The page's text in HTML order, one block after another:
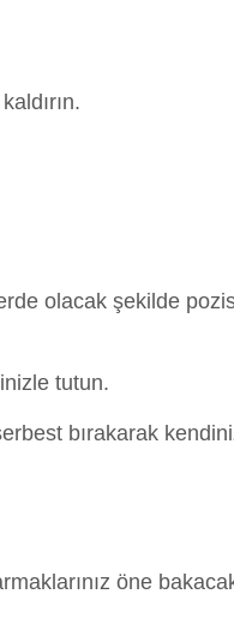
olacak şekilde
tutun.
bırakarak
öne